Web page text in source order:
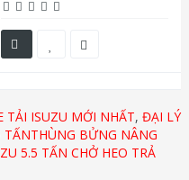
TẢI ISUZU MỚI NHẤT, ĐẠI LÝ
TẤNTHÙNG BỬNG NÂNG
5.5 TẤN CHỞ HEO TRẢ